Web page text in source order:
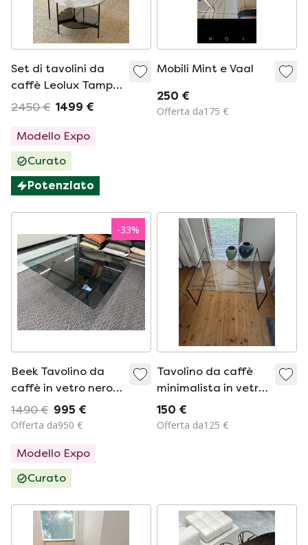
Set di tavolini da
caffè Leolux Tampa
in marmo/legno
2450 € 1499 €
Modello Expo
Curato
Potenziato
Mobili Mint e Vaal
250 €
Offerta da175 €
-33%
Beek Tavolino da
caffè in vetro nero
110x110xH30
1490 € 995 €
Offerta da950 €
Modello Expo
Curato
Tavolino da caffè
minimalista in vetro
con struttura
geometrica in
150 €
Offerta da125 €